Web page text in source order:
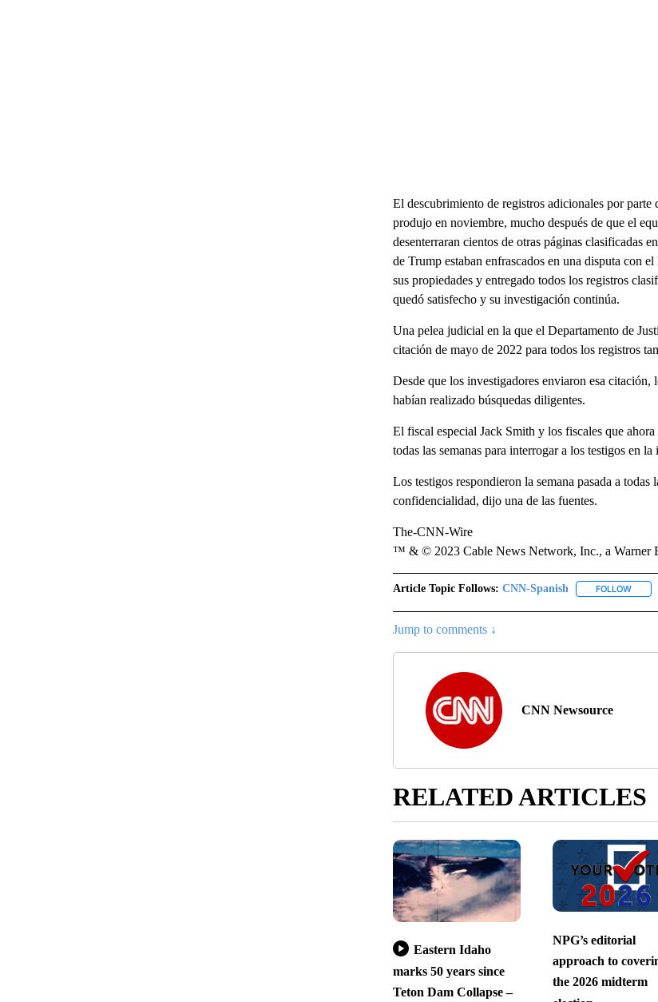
El descubrimiento de registros adicionales por parte
produjo en noviembre, mucho después de que el
desenterraran cientos de otras páginas clasificadas
de Trump estaban enfrascados en una disputa con
sus propiedades y entregado todos los registros
quedó satisfecho y su investigación continúa.
Una pelea judicial en la que el Departamento de
citación de mayo de 2022 para todos los registros
Desde que los investigadores enviaron esa
habían realizado búsquedas diligentes.
El fiscal especial Jack Smith y los fiscales que
todas las semanas para interrogar a los testigos en
Los testigos respondieron la semana pasada a
confidencialidad, dijo una de las fuentes.
The-CNN-Wire
™ & © 2023 Cable News Network, Inc., a Warner
Article Topic Follows: CNN-Spanish FOLLOW
Jump to comments ↓
CNN Newsource
RELATED ARTICLES
Eastern Idaho
marks 50 years since
Teton Dam Collapse –
NPG’s editorial
approach to
the 2026 midterm